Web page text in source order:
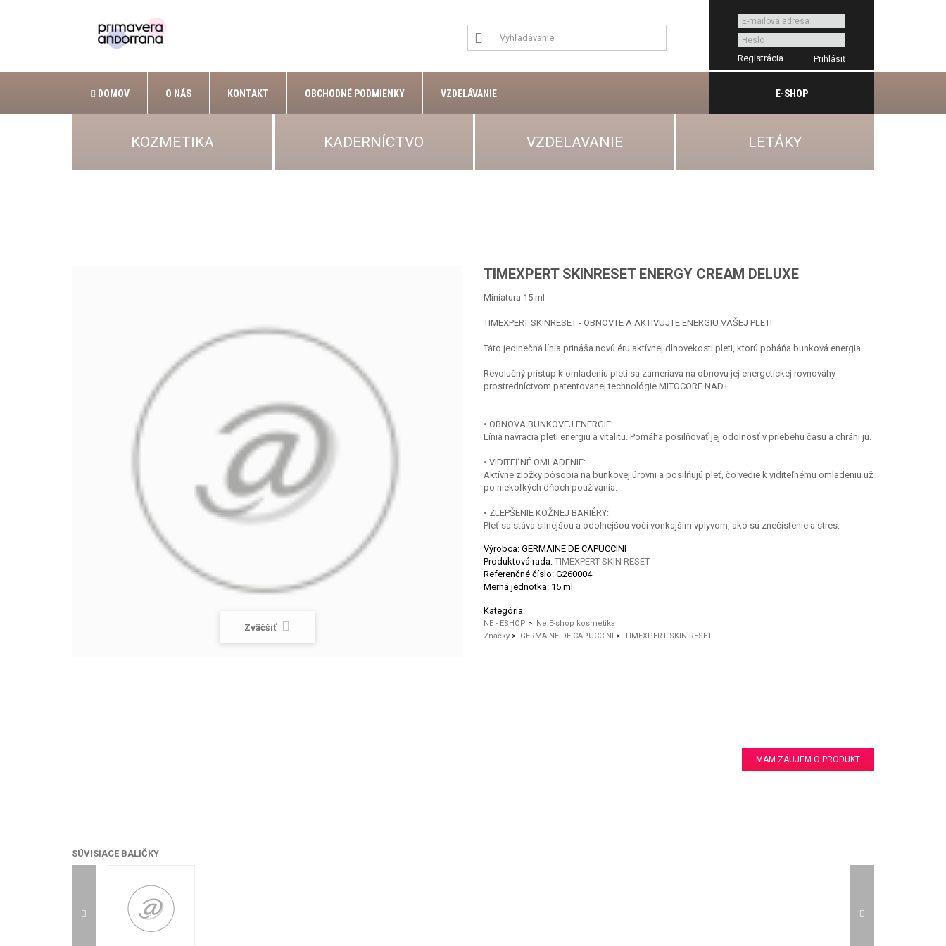
Registrácia
DOMOV O NÁS KONTAKT OBCHODNÉ PODMIENKY VZDELÁVANIE E-SHOP
KOZMETIKA KADERNÍCTVO VZDELAVANIE LETÁKY
Zväčšiť
TIMEXPERT SKINRESET ENERGY CREAM DELUXE
Miniatura 15 ml
TIMEXPERT SKINRESET - OBNOVTE A AKTIVUJTE ENERGIU VAŠEJ PLETI
Táto jedinečná línia prináša novú éru aktívnej dlhovekosti pleti, ktorú poháňa bunková energia.
Revolučný prístup k omladeniu pleti sa zameriava na obnovu jej energetickej rovnováhy
prostredníctvom patentovanej technológie MITOCORE NAD+.
• OBNOVA BUNKOVEJ ENERGIE:
Línia navracia pleti energiu a vitalitu. Pomáha posilňovať jej odolnosť v priebehu času a chráni ju.
• VIDITEĽNÉ OMLADENIE:
Aktívne zložky pôsobia na bunkovej úrovni a posilňujú pleť, čo vedie k viditeľnému omladeniu už
po niekoľkých dňoch používania.
• ZLEPŠENIE KOŽNEJ BARIÉRY:
Pleť sa stáva silnejšou a odolnejšou voči vonkajším vplyvom, ako sú znečistenie a stres.
Výrobca: GERMAINE DE CAPUCCINI
Produktová rada: TIMEXPERT SKIN RESET
Referenčné číslo: G260004
Merná jednotka: 15 ml
Kategória:
NE - ESHOP > Ne E-shop kosmetika
Značky > GERMAINE DE CAPUCCINI > TIMEXPERT SKIN RESET
MÁM ZÁUJEM O PRODUKT
SÚVISIACE BALIČKY